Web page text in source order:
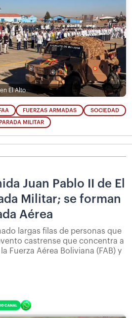
El Alto
FUERZAS ARMADAS SOCIEDAD
PARADA MILITAR
Juan Pablo II de El
Militar; se forman
Aérea
largas filas de personas que
castrense que concentra a
Fuerza Aérea Boliviana (FAB) y